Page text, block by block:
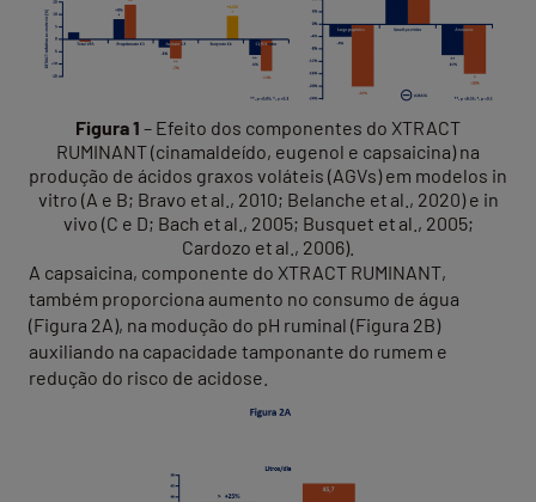
Figura 1 – Efeito dos componentes do XTRACT
RUMINANT (cinamaldeído, eugenol e capsaicina) na
produção de ácidos graxos voláteis (AGVs) em modelos in
vitro (A e B; Bravo et al., 2010; Belanche et al., 2020) e in
vivo (C e D; Bach et al., 2005; Busquet et al., 2005;
Cardozo et al., 2006).
A capsaicina, componente do XTRACT RUMINANT,
também proporciona aumento no consumo de água
(Figura 2A), na modução do pH ruminal (Figura 2B)
auxiliando na capacidade tamponante do rumem e
redução do risco de acidose.